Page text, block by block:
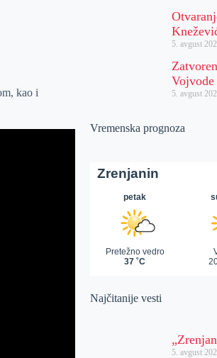
kao i
5. avgust
5. avgust
Vremenska prognoza
Najčitanije vesti
5. avgust